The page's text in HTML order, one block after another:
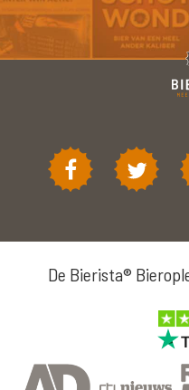
De Bierista®